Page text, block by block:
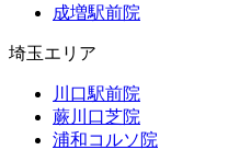
成増駅前院
埼玉エリア
川口駅前院
蕨川口芝院
浦和コルソ院